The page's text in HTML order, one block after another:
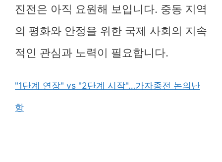
진전은 아직 요원해 보입니다. 중동 지역
의 평화와 안정을 위한 국제 사회의 지속
적인 관심과 노력이 필요합니다.
"1단계 연장" vs "2단계 시작"…가자종전 논의난
항